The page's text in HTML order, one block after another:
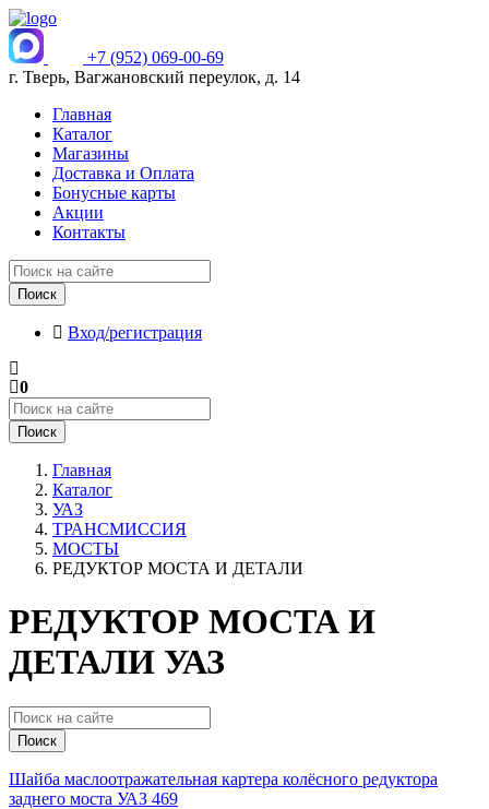
+7 (952) 069-00-69
г. Тверь, Вагжановский переулок, д. 14
Главная
Каталог
Магазины
Доставка и Оплата
Бонусные карты
Акции
Контакты
Поиск
Вход/регистрация
0
Поиск
Главная
Каталог
УАЗ
ТРАНСМИССИЯ
МОСТЫ
РЕДУКТОР МОСТА И ДЕТАЛИ
РЕДУКТОР МОСТА И
ДЕТАЛИ УАЗ
Поиск
Шайба маслоотражательная картера колёсного редуктора
заднего моста УАЗ 469